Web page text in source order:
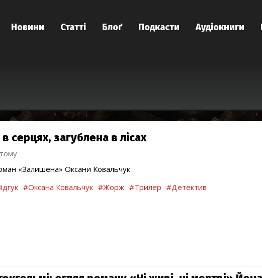
Новини Статті Блоґ Подкасти Аудіокниги
серцях, загублена в лісах
«Залишена» Оксани Ковальчук
#Оксана Ковальчук #Жорж #Трилер #Детектив